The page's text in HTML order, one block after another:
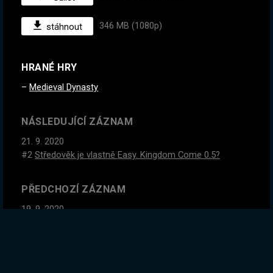
stáhnout 346 MB (1080p)
HRANÉ HRY
Medieval Dynasty
NÁSLEDUJÍCÍ ZÁZNAM
21. 9. 2020
#2 Středověk je vlastně Easy. Kingdom Come 0.5?
PŘEDCHOZÍ ZÁZNAM
19. 9. 2020